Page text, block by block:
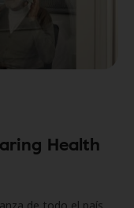
Health